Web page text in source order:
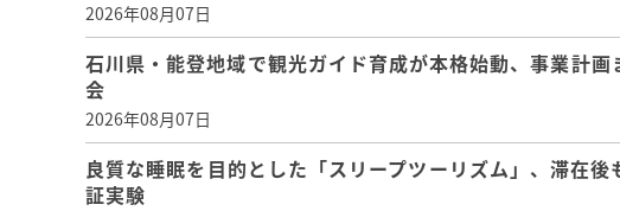
2026年08月07日
石川県・能登地域で観光ガイド育成が本格始動、事業計
会
2026年08月07日
良質な睡眠を目的とした「スリープツーリズム」、滞在
証実験